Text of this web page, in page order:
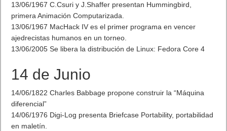
13/06/1967 C.Csuri y J.Shaffer presentan Hummingbird,
primera Animación Computarizada.
13/06/1967 MacHack IV es el primer programa en vencer
ajedrecistas humanos en un torneo.
13/06/2005 Se libera la distribución de Linux: Fedora Core 4
14 de Junio
14/06/1822 Charles Babbage propone construir la “Máquina
diferencial”
14/06/1976 Digi-Log presenta Briefcase Portability, portabilidad
en maletín.